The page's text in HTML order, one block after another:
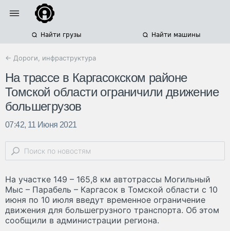
Найти грузы Найти машины
← Дороги, инфраструктура
На трассе в Каргасокском районе
Томской области ограничили движение
большегрузов
07:42, 11 Июня 2021
На участке 149 – 165,8 км автотрассы Могильный
Мыс – Парабель – Каргасок в Томской области с 10
июня по 10 июля введут временное ограничение
движения для большегрузного транспорта. Об этом
сообщили в администрации региона.